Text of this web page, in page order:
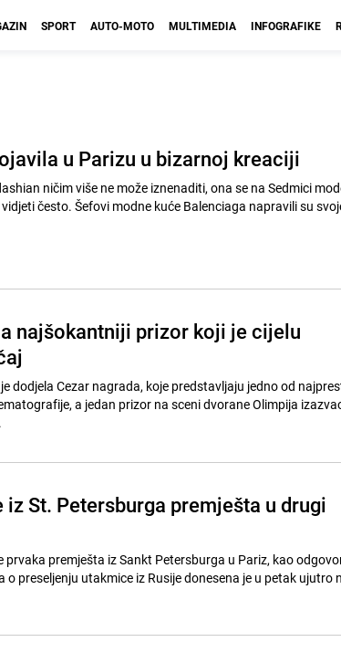
SPORT AUTO-MOTO MULTIMEDIA INFOGRAFIKE
u Parizu u bizarnoj kreaciji
ničim više ne može iznenaditi, ona se na Sedmici
često. Šefovi modne kuće Balenciaga napravili su
najšokantniji prizor koji je cijelu
dodjela Cezar nagrada, koje predstavljaju jedno od
a jedan prizor na sceni dvorane Olimpija
iz St. Petersburga premješta u drugi
prvaka premješta iz Sankt Petersburga u Pariz, kao
preseljenju utakmice iz Rusije donesena je u petak ujutro